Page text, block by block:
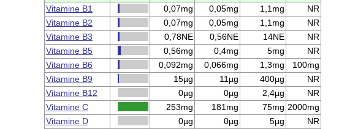
Vitamine B1
0,07mg 0,05mg 1,1mg
NR
Vitamine B2
0,07mg 0,05mg 1,1mg
NR
Vitamine B3
0,78NE 0,56NE 14NE
NR
Vitamine B5
0,56mg 0,4mg 5mg
NR
Vitamine B6
0,092mg 0,066mg 1,3mg
100mg
Vitamine B9
15µg 11µg 400µg
NR
Vitamine B12
0µg 0µg 2,4µg
NR
Vitamine C
253mg 181mg 75mg 2000mg
Vitamine D
0µg 0µg 5µg
NR